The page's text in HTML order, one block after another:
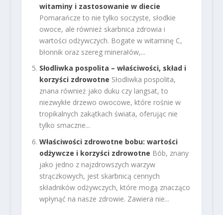
witaminy i zastosowanie w diecie
Pomarańcze to nie tylko soczyste, słodkie
owoce, ale również skarbnica zdrowia i
wartości odżywczych. Bogate w witaminę C,
błonnik oraz szereg minerałów,...
Słodliwka pospolita – właściwości, skład i
korzyści zdrowotne Słodliwka pospolita,
znana również jako duku czy langsat, to
niezwykłe drzewo owocowe, które rośnie w
tropikalnych zakątkach świata, oferując nie
tylko smaczne...
Właściwości zdrowotne bobu: wartości
odżywcze i korzyści zdrowotne Bób, znany
jako jedno z najzdrowszych warzyw
strączkowych, jest skarbnicą cennych
składników odżywczych, które mogą znacząco
wpłynąć na nasze zdrowie. Zawiera nie...